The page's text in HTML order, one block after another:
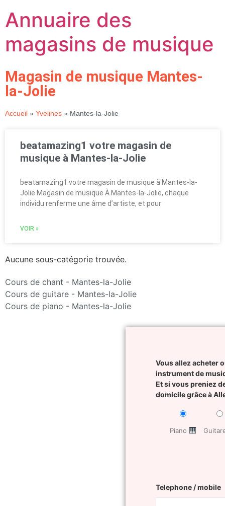
Annuaire des
magasins de musique
Magasin de musique Mantes-
la-Jolie
Accueil » Yvelines » Mantes-la-Jolie
beatamazing1 votre magasin de
musique à Mantes-la-Jolie
beatamazing1 votre magasin de musique à Mantes-la-
Jolie Magasin de musique À Mantes-la-Jolie, chaque
individu renferme une âme d’artiste, et pour
VOIR »
Aucune sous-catégorie trouvée.
Cours de chant - Mantes-la-Jolie
Cours de guitare - Mantes-la-Jolie
Cours de piano - Mantes-la-Jolie
Vous allez acheter
instrument de
Et si vous preniez
domicile grâce à
Piano
Telephone / mobile